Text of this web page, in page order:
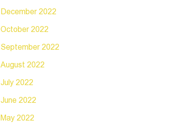
December 2022
October 2022
September 2022
August 2022
July 2022
June 2022
May 2022